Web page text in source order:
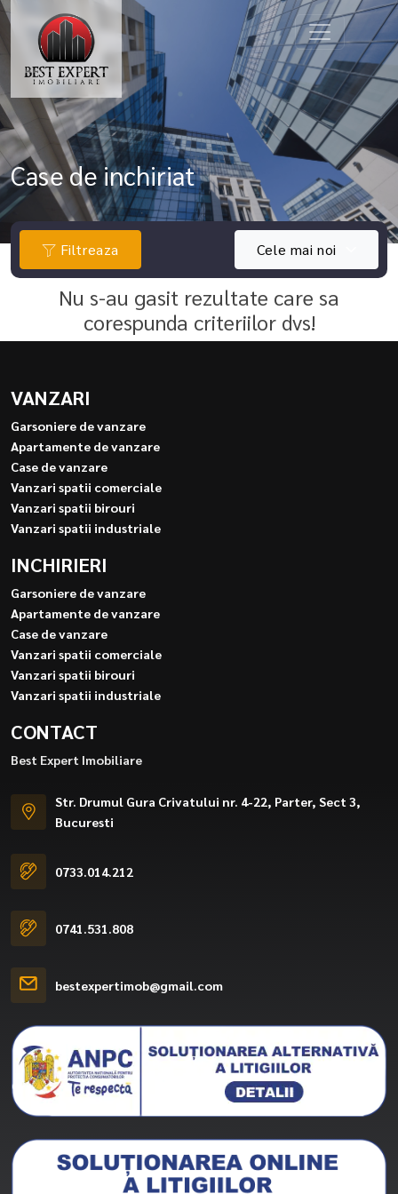
Case de inchiriat
Filtreaza Cele mai noi
Nu s-au gasit rezultate care sa
corespunda criteriilor dvs!
VANZARI
Garsoniere de vanzare
Apartamente de vanzare
Case de vanzare
Vanzari spatii comerciale
Vanzari spatii birouri
Vanzari spatii industriale
INCHIRIERI
Garsoniere de vanzare
Apartamente de vanzare
Case de vanzare
Vanzari spatii comerciale
Vanzari spatii birouri
Vanzari spatii industriale
CONTACT
Best Expert Imobiliare
Str. Drumul Gura Crivatului nr. 4-22, Parter, Sect 3,
Bucuresti
0733.014.212
0741.531.808
bestexpertimob@gmail.com